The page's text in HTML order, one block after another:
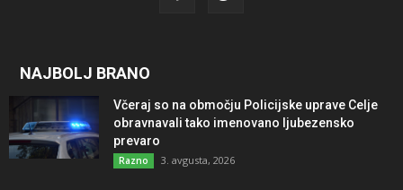
NAJBOLJ BRANO
Včeraj so na območju Policijske uprave Celje
obravnavali tako imenovano ljubezensko
prevaro
Razno 3. avgusta, 2026